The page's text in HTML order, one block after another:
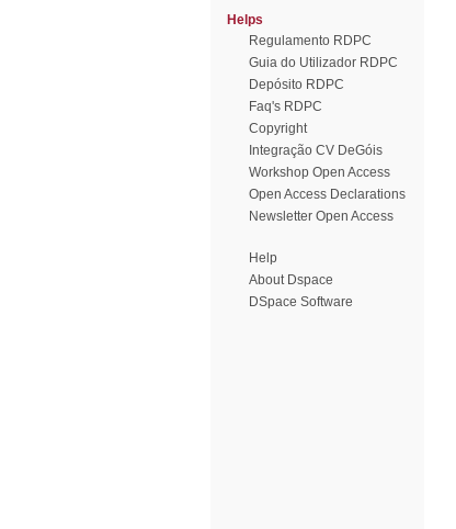
Helps
Regulamento RDPC
Guia do Utilizador RDPC
Depósito RDPC
Faq's RDPC
Copyright
Integração CV DeGóis
Workshop Open Access
Open Access Declarations
Newsletter Open Access
Help
About Dspace
DSpace Software